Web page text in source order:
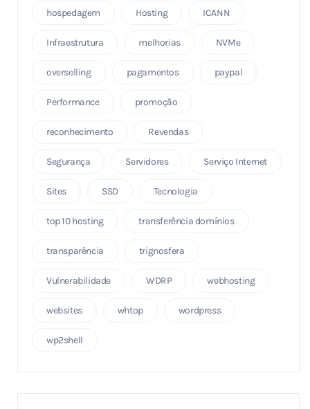
hospedagem Hosting ICANN
Infraestrutura melhorias NVMe
overselling pagamentos paypal
Performance promoção
reconhecimento Revendas
Segurança Servidores Serviço Internet
Sites SSD Tecnologia
top 10 hosting transferência domínios
transparência trignosfera
Vulnerabilidade WDRP webhosting
websites whtop wordpress
wp2shell